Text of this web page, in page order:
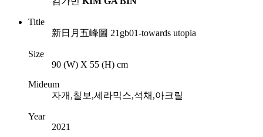
Title
新日月五峰圖 21gb01-towards utopia
Size
90 (W) X 55 (H) cm
Mideum
자개,칠보,세라믹스,석채,아크릴
Year
2021